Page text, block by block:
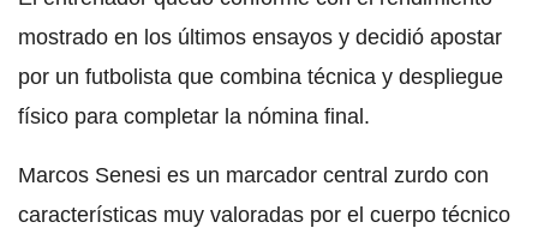
mostrado en los últimos ensayos y decidió apostar
por un futbolista que combina técnica y despliegue
físico para completar la nómina final.
Marcos Senesi es un marcador central zurdo con
características muy valoradas por el cuerpo técnico